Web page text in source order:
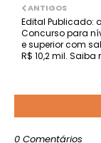
ANTIGOS
Edital Publicado:
Concurso para
e superior com
R$ 10,2 mil. Saiba
0 Comentários